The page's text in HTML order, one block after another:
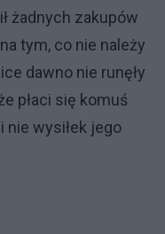
żadnych zakupów
tym, co nie należy
dawno nie runęły
płaci się komuś
nie wysiłek jego